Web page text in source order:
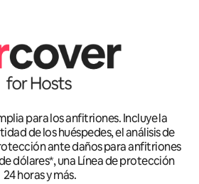
para los anfitriones. Incluye la
de los huéspedes, el análisis de
ante daños para anfitriones
dólares*, una Línea de protección
24 horas y más.